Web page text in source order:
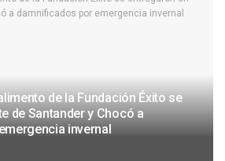
de la Fundación Éxito se
de Santander y Chocó a
invernal